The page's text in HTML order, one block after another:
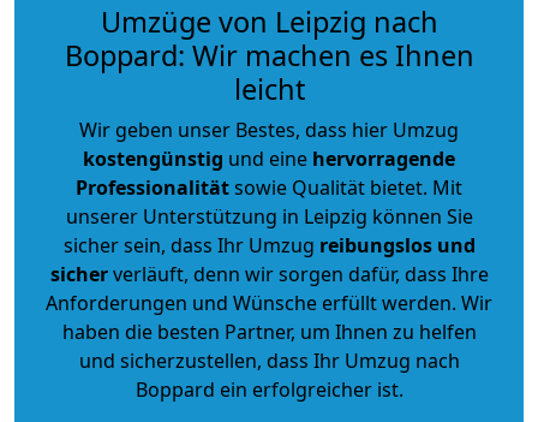
Umzüge von Leipzig nach
Boppard: Wir machen es Ihnen
leicht
Wir geben unser Bestes, dass hier Umzug
kostengünstig und eine hervorragende
Professionalitätsowie Qualität bietet. Mit
unserer Unterstützung in Leipzig können Sie
sicher sein, dass Ihr Umzug reibungslos und
sicherverläuft, denn wir sorgen dafür, dass Ihre
Anforderungen und Wünsche erfüllt werden. Wir
haben die besten Partner, um Ihnen zu helfen
und sicherzustellen, dass Ihr Umzug nach
Boppard ein erfolgreicher ist.